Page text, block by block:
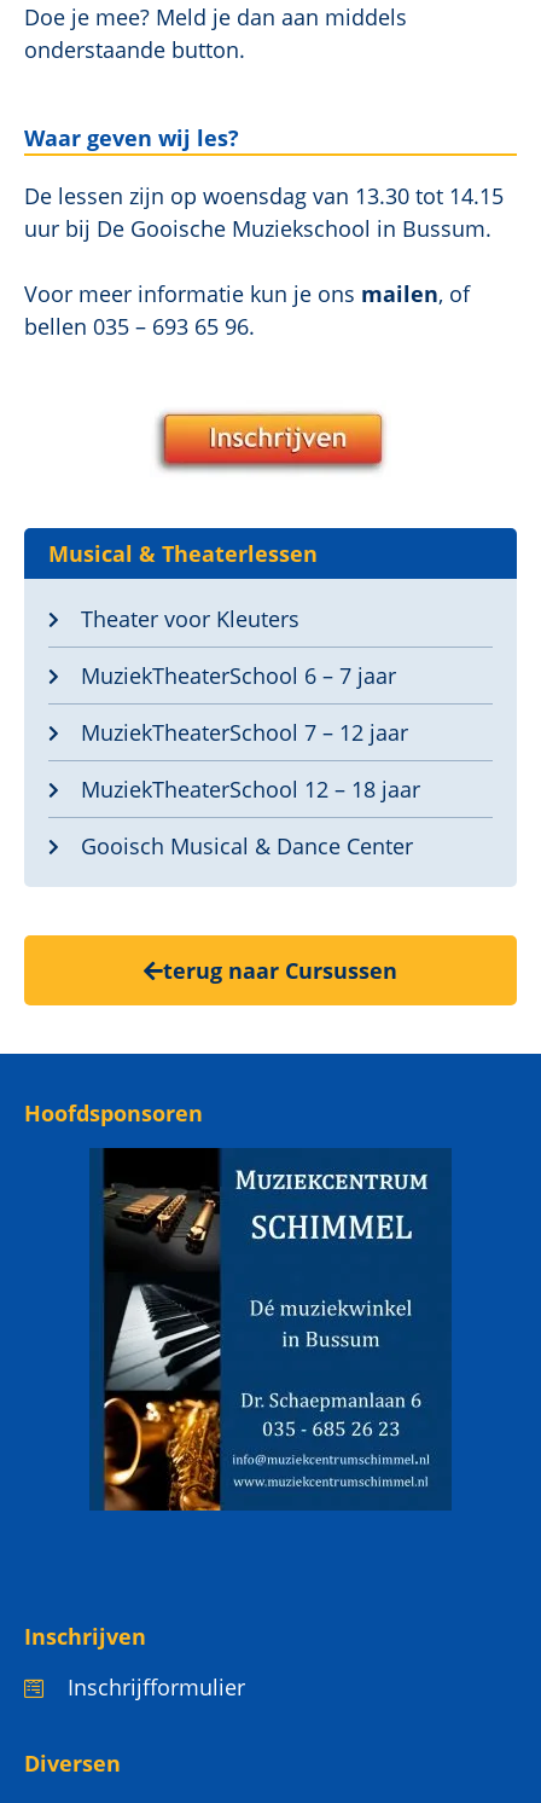
Musical & Theaterlessen
Theater voor Kleuters
MuziekTheaterSchool 6 – 7 jaar
MuziekTheaterSchool 7 – 12 jaar
MuziekTheaterSchool 12 – 18 jaar
Gooisch Musical & Dance Center
terug naar Cursussen
Doe je mee? Meld je dan aan middels
onderstaande button.
Waar geven wij les?
De lessen zijn op woensdag van 13.30 tot 14.15
uur bij De Gooische Muziekschool in Bussum.
Voor meer informatie kun je ons mailen, of
bellen 035 – 693 65 96.
Hoofdsponsoren
Inschrijven
Inschrijfformulier
Diversen